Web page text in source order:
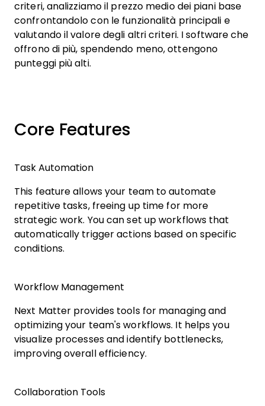
criteri, analizziamo il prezzo medio dei piani base
confrontandolo con le funzionalità principali e
valutando il valore degli altri criteri. I software che
offrono di più, spendendo meno, ottengono
punteggi più alti.
Core Features
Task Automation
This feature allows your team to automate
repetitive tasks, freeing up time for more
strategic work. You can set up workflows that
automatically trigger actions based on specific
conditions.
Workflow Management
Next Matter provides tools for managing and
optimizing your team's workflows. It helps you
visualize processes and identify bottlenecks,
improving overall efficiency.
Collaboration Tools